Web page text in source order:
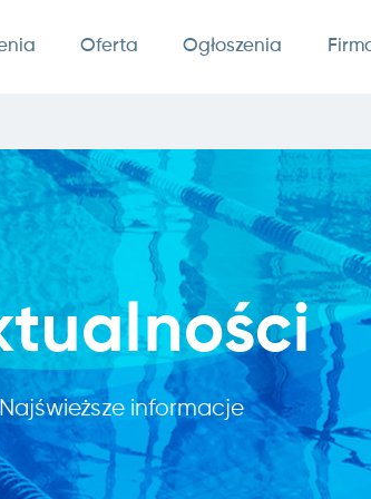
Oferta Ogłoszenia
informacje